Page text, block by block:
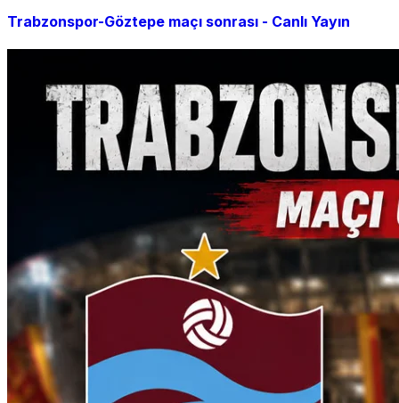
Trabzonspor-Göztepe maçı sonrası - Canlı Yayın